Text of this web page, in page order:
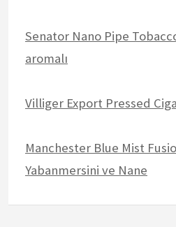
Senator Nano Pipe
aromalı
Villiger Export Pressed
Manchester Blue Mist
Yabanmersini ve Nane